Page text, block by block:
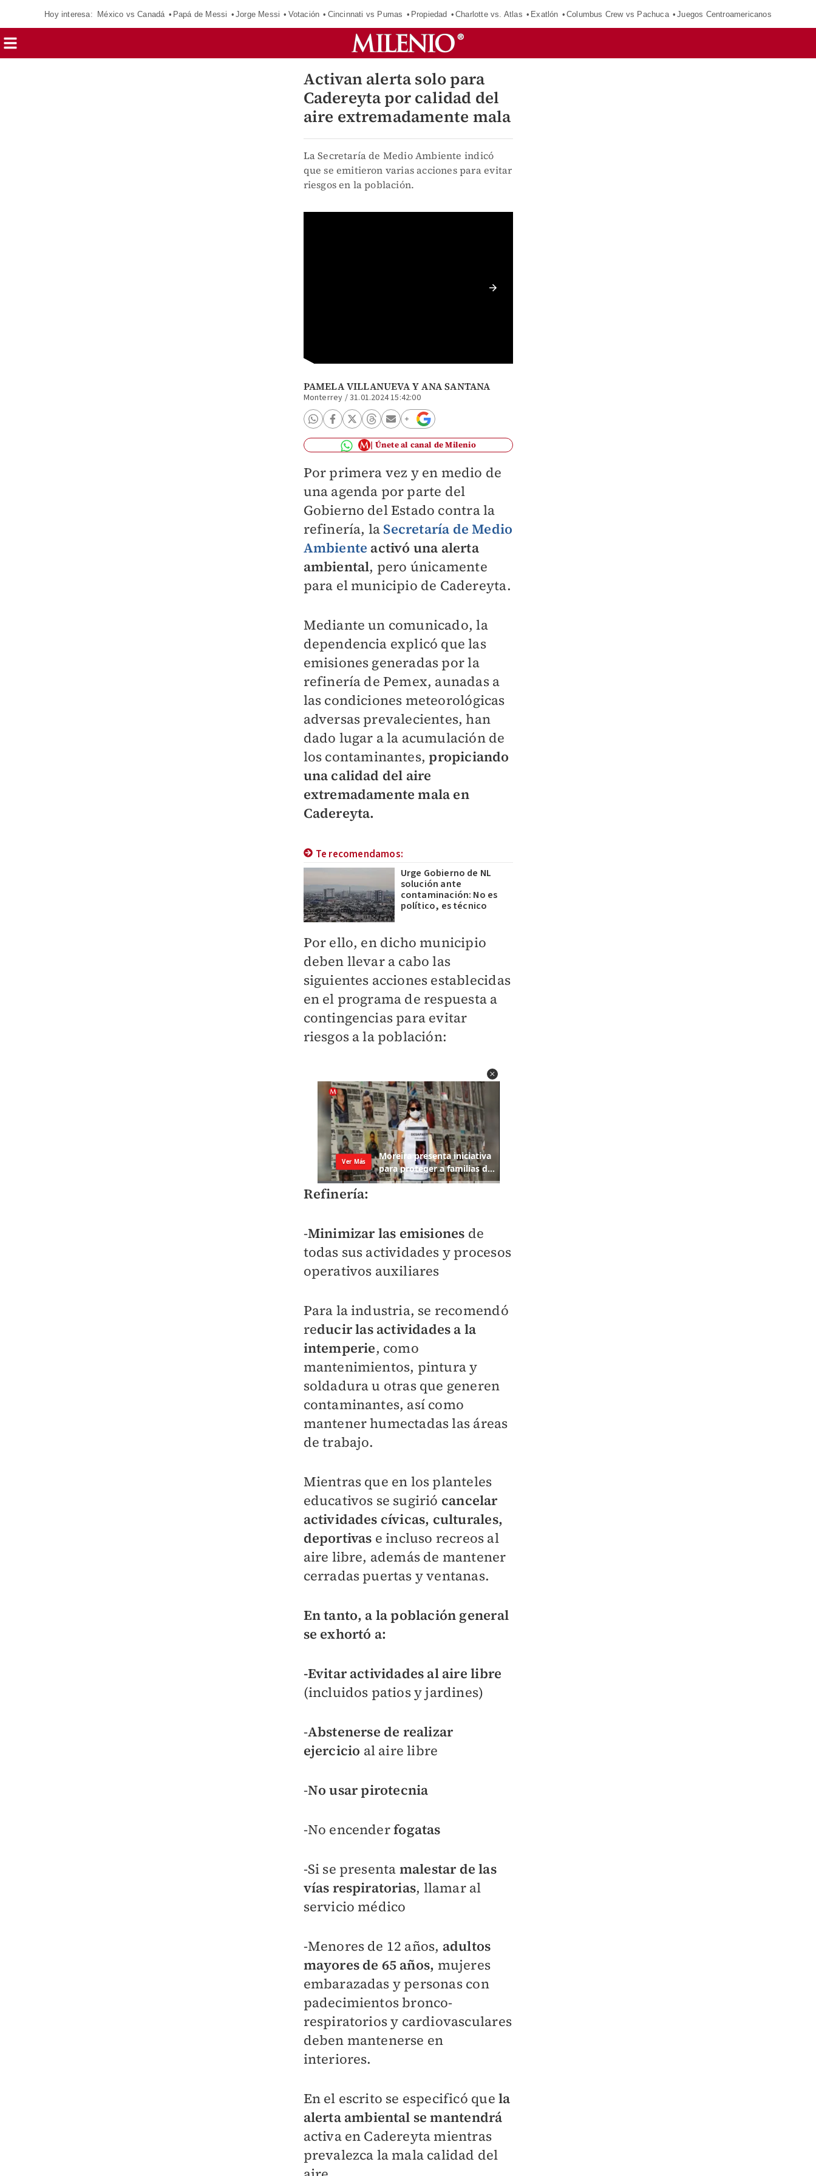
Hoy interesa: México vs Canadá Papá de Messi Jorge Messi Votación Cincinnati vs Pumas Propiedad Charlotte vs. Atlas Exatlón Columbus Crew vs Pachuca Juegos Centroamericanos
Activan alerta solo para
Cadereyta por calidad del
aire extremadamente mala
La Secretaría de Medio Ambiente indicó
que se emitieron varias acciones para evitar
riesgos en la población.
PAMELA VILLANUEVA Y ANA SANTANA
Monterrey /31.01.2024 15:42:00
Únete al canal de Milenio
Por primera vez y en medio de
una agenda por parte del
Gobierno del Estado contra la
refinería, la Secretaría de Medio
Ambiente activó una alerta
ambiental, pero únicamente
para el municipio de Cadereyta.
Mediante un comunicado, la
dependencia explicó que las
emisiones generadas por la
refinería de Pemex, aunadas a
las condiciones meteorológicas
adversas prevalecientes, han
dado lugar a la acumulación de
los contaminantes,propiciando
una calidad del aire
extremadamente mala en
Cadereyta.
Te recomendamos:
Urge Gobierno de NL
solución ante
contaminación: No es
político, es técnico
Por ello, en dicho municipio
deben llevar a cabo las
siguientes acciones establecidas
en el programa de respuesta a
contingencias para evitar
riesgos a la población:
Refinería:
-Minimizar las emisiones de
todas sus actividades y procesos
operativos auxiliares
Para la industria, se recomendó
reducir las actividades a la
intemperie, como
mantenimientos, pintura y
soldadura u otras que generen
contaminantes, así como
mantener humectadas las áreas
de trabajo.
Mientras que en los planteles
educativos se sugirió cancelar
actividades cívicas, culturales,
deportivas e incluso recreos al
aire libre, además de mantener
cerradas puertas y ventanas.
En tanto, a la población general
se exhortó a:
-Evitar actividades al aire libre
(incluidos patios y jardines)
-Abstenerse de realizar
ejercicio al aire libre
-No usar pirotecnia
-No encenderfogatas
-Si se presenta malestar de las
vías respiratorias, llamar al
servicio médico
-Menores de 12 años, adultos
mayores de 65 años, mujeres
embarazadas y personas con
padecimientos bronco-
respiratorios y cardiovasculares
deben mantenerse en
interiores.
En el escrito se especificó que la
alerta ambiental se mantendrá
activa en Cadereyta mientras
prevalezca la mala calidad del